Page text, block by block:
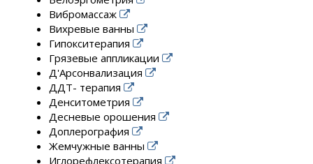
Вибромассаж
Вихревые ванны
Гипокситерапия
Грязевые аппликации
Д'Арсонвализация
ДДТ- терапия
Денситометрия
Десневые орошения
Доплерография
Жемчужные ванны
Иглорефлексотерапия